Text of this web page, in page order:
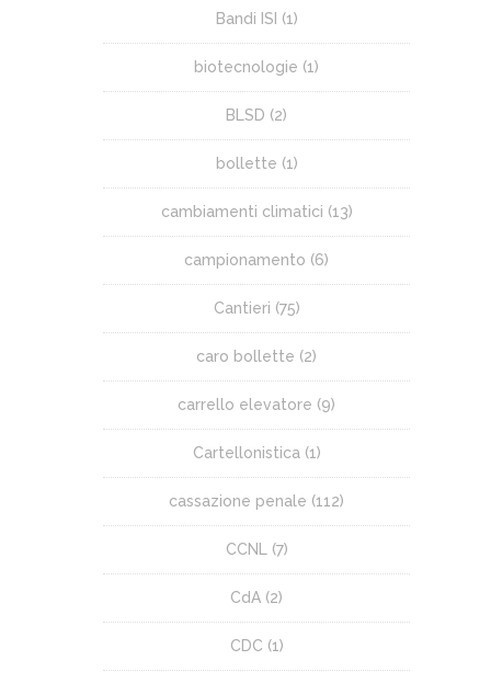
Bandi ISI (1)
biotecnologie (1)
BLSD (2)
bollette (1)
cambiamenti climatici (13)
campionamento (6)
Cantieri (75)
caro bollette (2)
carrello elevatore (9)
Cartellonistica (1)
cassazione penale (112)
CCNL (7)
CdA (2)
CDC (1)